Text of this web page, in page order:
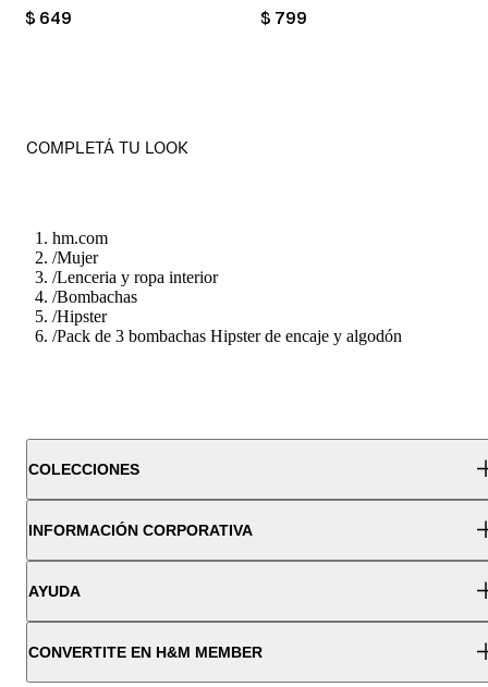
PRICE:
$ 649 PRICE:
$ 799
COMPLETÁ TU LOOK
hm.com
/Mujer
/Lenceria y ropa interior
/Bombachas
/Hipster
/Pack de 3 bombachas Hipster de encaje y algodón
COLECCIONES
INFORMACIÓN CORPORATIVA
AYUDA
CONVERTITE EN H&M MEMBER